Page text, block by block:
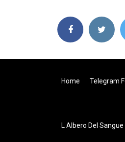
Home Telegram
L Albero Del